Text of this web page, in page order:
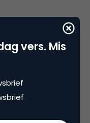
van onze
Wanneer wij iets
als eer. In
vers. Mis